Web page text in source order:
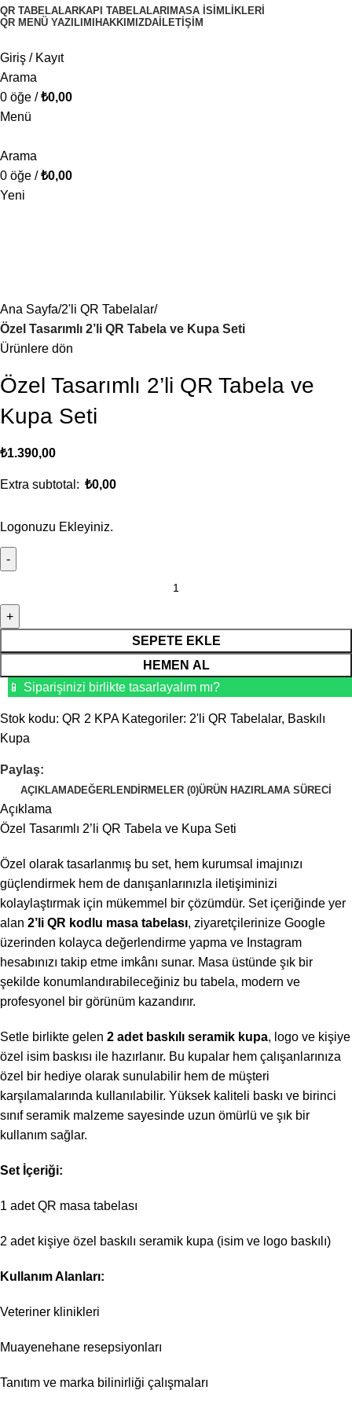
QR TABELALARKAPI TABELALARI MASA İSIMLIKLERI
QR MENÜ YAZILIMI HAKKIMIZDA İLETIŞIM
Giriş / Kayıt
Arama
0 öğe / ₺0,00
Menü
Arama
0 öğe / ₺0,00
Yeni
Ana Sayfa 2'li QR Tabelalar
Özel Tasarımlı 2’li QR Tabela ve Kupa Seti
Ürünlere dön
Özel Tasarımlı 2’li QR Tabela ve
Kupa Seti
₺1.390,00
Extra subtotal: ₺0,00
Logonuzu Ekleyiniz.
SEPETE EKLE
HEMEN AL
📱 Siparişinizi birlikte tasarlayalım mı?
Stok kodu: QR 2 KPA Kategoriler: 2'li QR Tabelalar, Baskılı
Kupa
Paylaş:
AÇIKLAMADEĞERLENDIRMELER (0)ÜRÜN HAZIRLAMA SÜRECI
Açıklama
Özel Tasarımlı 2’li QR Tabela ve Kupa Seti
Özel olarak tasarlanmış bu set, hem kurumsal imajınızı
güçlendirmek hem de danışanlarınızla iletişiminizi
kolaylaştırmak için mükemmel bir çözümdür. Set içeriğinde yer
alan 2’li QR kodlu masa tabelası, ziyaretçilerinize Google
üzerinden kolayca değerlendirme yapma ve Instagram
hesabınızı takip etme imkânı sunar. Masa üstünde şık bir
şekilde konumlandırabileceğiniz bu tabela, modern ve
profesyonel bir görünüm kazandırır.
Setle birlikte gelen 2 adet baskılı seramik kupa, logo ve kişiye
özel isim baskısı ile hazırlanır. Bu kupalar hem çalışanlarınıza
özel bir hediye olarak sunulabilir hem de müşteri
karşılamalarında kullanılabilir. Yüksek kaliteli baskı ve birinci
sınıf seramik malzeme sayesinde uzun ömürlü ve şık bir
kullanım sağlar.
Set İçeriği:
1 adet QR masa tabelası
2 adet kişiye özel baskılı seramik kupa (isim ve logo baskılı)
Kullanım Alanları:
Veteriner klinikleri
Muayenehane resepsiyonları
Tanıtım ve marka bilinirliği çalışmaları